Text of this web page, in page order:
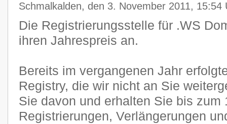
Schmalkalden, den 3. November 2011, 15:54
Die Registrierungsstelle für .WS
ihren Jahrespreis an.
Bereits im vergangenen Jahr
Registry, die wir nicht an Sie
Sie davon und erhalten Sie bis zum
Registrierungen, Verlängerungen